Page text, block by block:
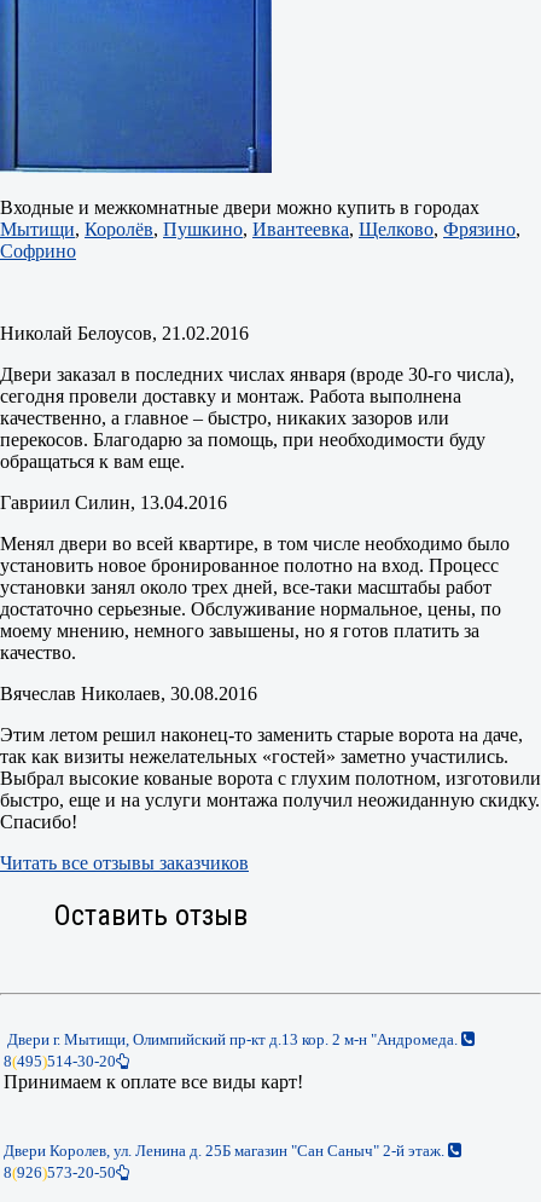
Входные и межкомнатные двери можно купить в городах
Мытищи, Королёв, Пушкино, Ивантеевка, Щелково, Фрязино,
Софрино
Николай Белоусов, 21.02.2016
Двери заказал в последних числах января (вроде 30-го числа),
сегодня провели доставку и монтаж. Работа выполнена
качественно, а главное – быстро, никаких зазоров или
перекосов. Благодарю за помощь, при необходимости буду
обращаться к вам еще.
Гавриил Силин, 13.04.2016
Менял двери во всей квартире, в том числе необходимо было
установить новое бронированное полотно на вход. Процесс
установки занял около трех дней, все-таки масштабы работ
достаточно серьезные. Обслуживание нормальное, цены, по
моему мнению, немного завышены, но я готов платить за
качество.
Вячеслав Николаев, 30.08.2016
Этим летом решил наконец-то заменить старые ворота на даче,
так как визиты нежелательных «гостей» заметно участились.
Выбрал высокие кованые ворота с глухим полотном, изготовили
быстро, еще и на услуги монтажа получил неожиданную скидку.
Спасибо!
Читать все отзывы заказчиков
Оставить отзыв
Двери г. Мытищи, Олимпийский пр-кт д.13 кор. 2 м-н "Андромеда.
8(495)514-30-20
Принимаем к оплате все виды карт!
Двери Королев, ул. Ленина д. 25Б магазин "Сан Саныч" 2-й этаж.
8(926)573-20-50